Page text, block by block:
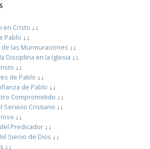
en Cristo ↓↓
Pablo ↓↓
las Murmuraciones ↓↓
Disciplina en la Iglesia ↓↓
↓↓
de Pablo ↓↓
de Pablo ↓↓
Comprometido ↓↓
Servicio Cristiano ↓↓
↓↓
Predicador ↓↓
Siervo de Dios ↓↓
↓↓